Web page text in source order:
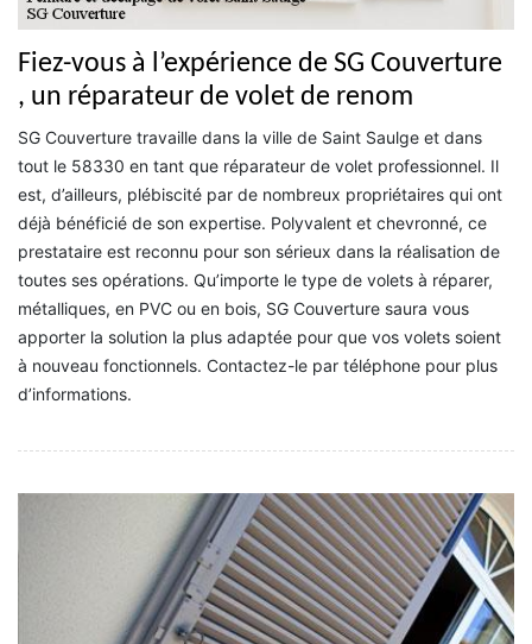
Fiez-vous à l’expérience de SG Couverture
, un réparateur de volet de renom
SG Couverture travaille dans la ville de Saint Saulge et dans
tout le 58330 en tant que réparateur de volet professionnel. Il
est, d’ailleurs, plébiscité par de nombreux propriétaires qui ont
déjà bénéficié de son expertise. Polyvalent et chevronné, ce
prestataire est reconnu pour son sérieux dans la réalisation de
toutes ses opérations. Qu’importe le type de volets à réparer,
métalliques, en PVC ou en bois, SG Couverture saura vous
apporter la solution la plus adaptée pour que vos volets soient
à nouveau fonctionnels. Contactez-le par téléphone pour plus
d’informations.